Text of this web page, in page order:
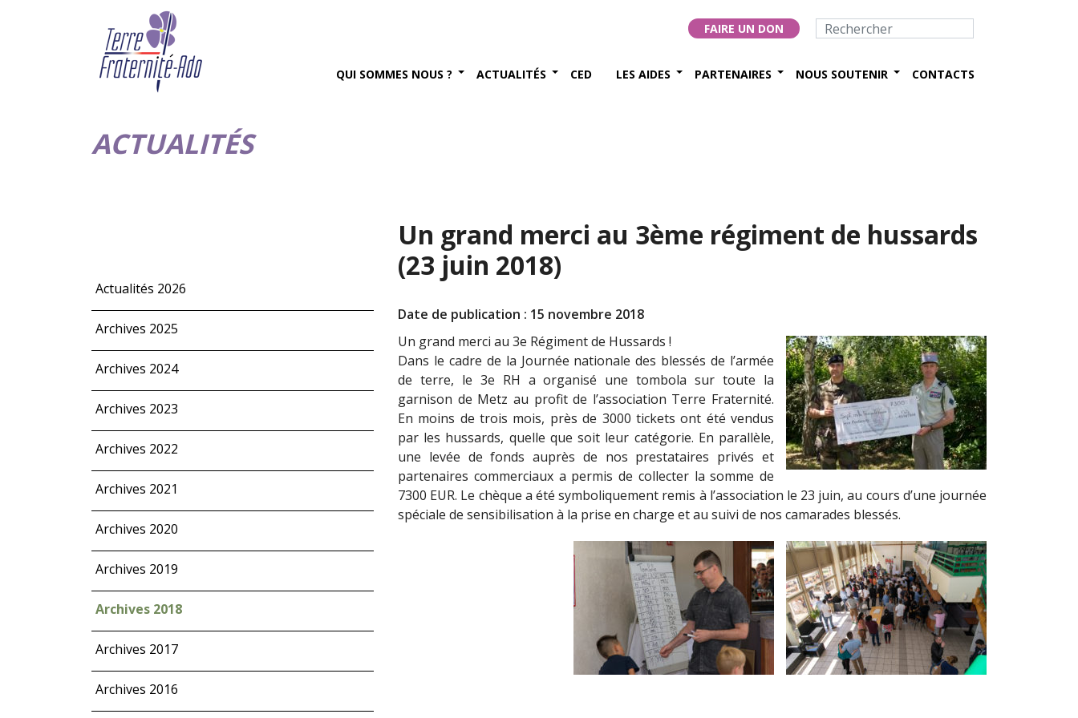
FAIRE UN DON
QUI SOMMES NOUS ? ACTUALITÉS CED LES AIDES PARTENAIRES NOUS SOUTENIR CONTACTS
ACTUALITÉS
Actualités 2026
Archives 2025
Archives 2024
Archives 2023
Archives 2022
Archives 2021
Archives 2020
Archives 2019
Archives 2018
Archives 2017
Archives 2016
Un grand merci au 3ème régiment de hussards
(23 juin 2018)
Date de publication : 15 novembre 2018
Un grand merci au 3e Régiment de Hussards !
Dans le cadre de la Journée nationale des blessés de l’armée
de terre, le 3e RH a organisé une tombola sur toute la
garnison de Metz au profit de l’association Terre Fraternité.
En moins de trois mois, près de 3000 tickets ont été vendus
par les hussards, quelle que soit leur catégorie. En parallèle,
une levée de fonds auprès de nos prestataires privés et
partenaires commerciaux a permis de collecter la somme de
7300 EUR. Le chèque a été symboliquement remis à l’association le 23 juin, au cours d’une journée
spéciale de sensibilisation à la prise en charge et au suivi de nos camarades blessés.